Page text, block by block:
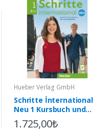
Hueber Verlag GmbH
Schritte İnternational
Neu 1 Kursbuch und
Arbeitsbuch mit Audios
1.725,00₺